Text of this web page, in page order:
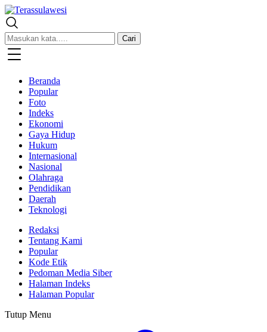
Terassulawesi
Kabar Menginspirasi
Cari
Beranda
Popular
Foto
Indeks
Ekonomi
Gaya Hidup
Hukum
Internasional
Nasional
Olahraga
Pendidikan
Daerah
Teknologi
Redaksi
Tentang Kami
Popular
Kode Etik
Pedoman Media Siber
Halaman Indeks
Halaman Popular
Tutup Menu